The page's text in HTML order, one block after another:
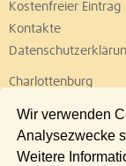
Wir verwenden
Analysezwecke
Weitere
Kostenfreier Eintrag
Kontakte
Charlottenburg
Lichtenberg